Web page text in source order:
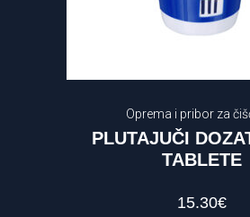
Oprema i pribor za
PLUTAJUČI
TABLETE
15.30€